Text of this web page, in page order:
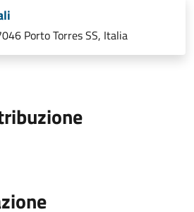
Porto Torres SS, Italia